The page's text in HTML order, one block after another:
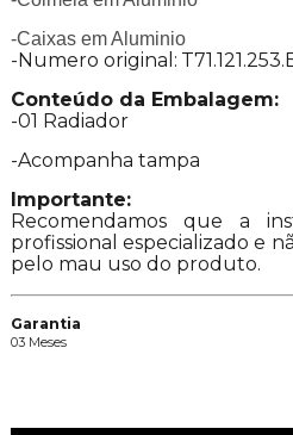
-Caixas em Aluminio
-Numero original:
Conteúdo da Embalagem:
-01 Radiador
-Acompanha tampa
Importante:
Recomendamos que a
profissional especializado e
pelo mau uso do produto.
Garantia
03 Meses